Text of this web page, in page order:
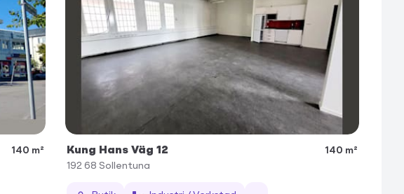
140 m²
Kung Hans Väg 12
140 m²
192 68 Sollentuna